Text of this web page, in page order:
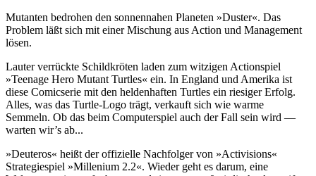
Mutanten bedrohen den sonnennahen Planeten »Duster«. Das
Problem läßt sich mit einer Mischung aus Action und Management
lösen.
Lauter verrückte Schildkröten laden zum witzigen Actionspiel
»Teenage Hero Mutant Turtles« ein. In England und Amerika ist
diese Comicserie mit den heldenhaften Turtles ein riesiger Erfolg.
Alles, was das Turtle-Logo trägt, verkauft sich wie warme
Semmeln. Ob das beim Computerspiel auch der Fall sein wird —
warten wir’s ab...
»Deuteros« heißt der offizielle Nachfolger von »Activisions«
Strategiespiel »Millenium 2.2«. Wieder geht es darum, eine